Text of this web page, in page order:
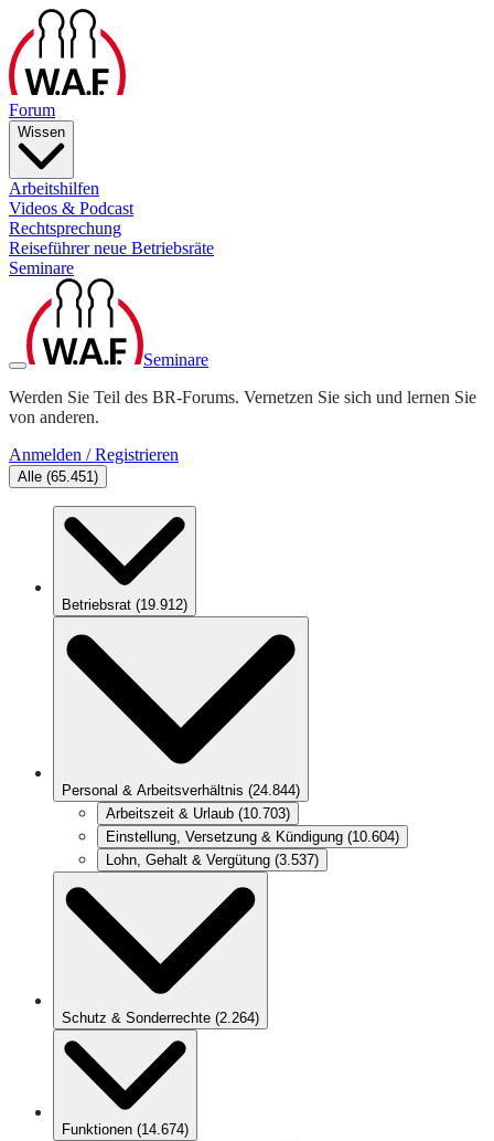
Forum
Wissen
Arbeitshilfen
Videos & Podcast
Rechtsprechung
Reiseführer neue Betriebsräte
Seminare
Seminare
Werden Sie Teil des BR-Forums. Vernetzen Sie sich und lernen Sie
von anderen.
Anmelden / Registrieren
Alle (65.451)
Betriebsrat (19.912)
Personal & Arbeitsverhältnis (24.844)
Arbeitszeit & Urlaub (10.703)
Einstellung, Versetzung & Kündigung (10.604)
Lohn, Gehalt & Vergütung (3.537)
Schutz & Sonderrechte (2.264)
Funktionen (14.674)